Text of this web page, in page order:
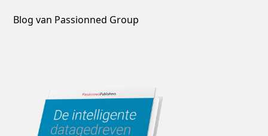
Blog van Passionned Group